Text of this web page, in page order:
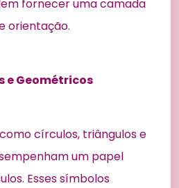
fornecer uma camada
orientação.
e Geométricos
círculos, triângulos e
um papel
Esses símbolos